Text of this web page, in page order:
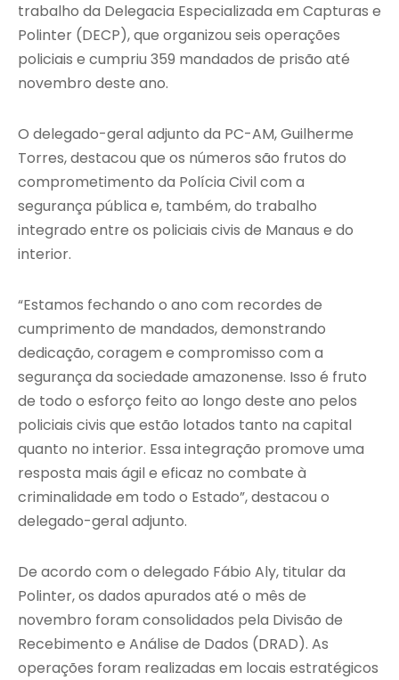
trabalho da Delegacia Especializada em Capturas e
Polinter (DECP), que organizou seis operações
policiais e cumpriu 359 mandados de prisão até
novembro deste ano.
O delegado-geral adjunto da PC-AM, Guilherme
Torres, destacou que os números são frutos do
comprometimento da Polícia Civil com a
segurança pública e, também, do trabalho
integrado entre os policiais civis de Manaus e do
interior.
“Estamos fechando o ano com recordes de
cumprimento de mandados, demonstrando
dedicação, coragem e compromisso com a
segurança da sociedade amazonense. Isso é fruto
de todo o esforço feito ao longo deste ano pelos
policiais civis que estão lotados tanto na capital
quanto no interior. Essa integração promove uma
resposta mais ágil e eficaz no combate à
criminalidade em todo o Estado”, destacou o
delegado-geral adjunto.
De acordo com o delegado Fábio Aly, titular da
Polinter, os dados apurados até o mês de
novembro foram consolidados pela Divisão de
Recebimento e Análise de Dados (DRAD). As
operações foram realizadas em locais estratégicos